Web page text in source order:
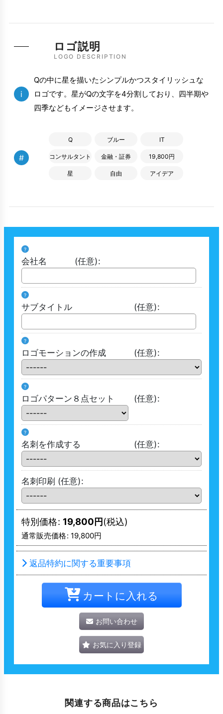
LOGO DESCRIPTION
ロゴ説明
i
Qの中に星を描いたシンプルかつスタイリッシュな
ロゴです。星がQの文字を4分割しており、四半期や
四季などもイメージさせます。
#
Q ブルー IT
コンサルタント 金融・証券 19,800円
星 自由 アイデア
?
会社名 (任意):
?
サブタイトル (任意):
?
ロゴモーションの作成 (任意):
?
ロゴパターン８点セット (任意):
?
名刺を作成する (任意):
名刺印刷 (任意):
特別価格: 19,800円(税込)
通常販売価格: 19,800円
返品特約に関する重要事項
カートに入れる
お問い合わせ
お気に入り登録
関連する商品はこちら